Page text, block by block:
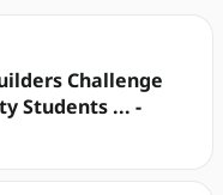
Challenge
Students ... -